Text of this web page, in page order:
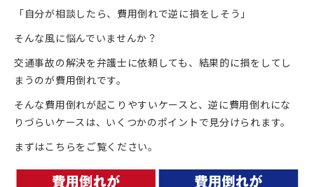
「自分が相談したら、費用倒れで逆に損をしそう」
そんな風に悩んでいませんか？
交通事故の解決を弁護士に依頼しても、結果的に損をしてし
まうのが費用倒れです。
そんな費用倒れが起こりやすいケースと、逆に費用倒れにな
りづらいケースは、いくつかのポイントで見分けられます。
まずはこちらをご覧ください。